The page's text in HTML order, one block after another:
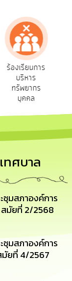
ร้องเรียนการ
บริหาร
ทรัพยากร
บุคคล
ทศบาล
ชุมสภาองค์การ
มัยที่ 2/2568
ชุมสภาองค์การ
ยที่ 4/2567